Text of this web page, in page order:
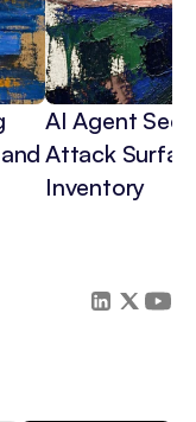
AI Agent
Attack
Inventory